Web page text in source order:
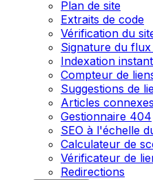
Plan de site
Extraits de code
Vérification du
Signature du flux
Indexation
Compteur de
Suggestions de
Articles connexes
Gestionnaire 404
SEO à l'échelle
Calculateur de
Vérificateur de
Redirections